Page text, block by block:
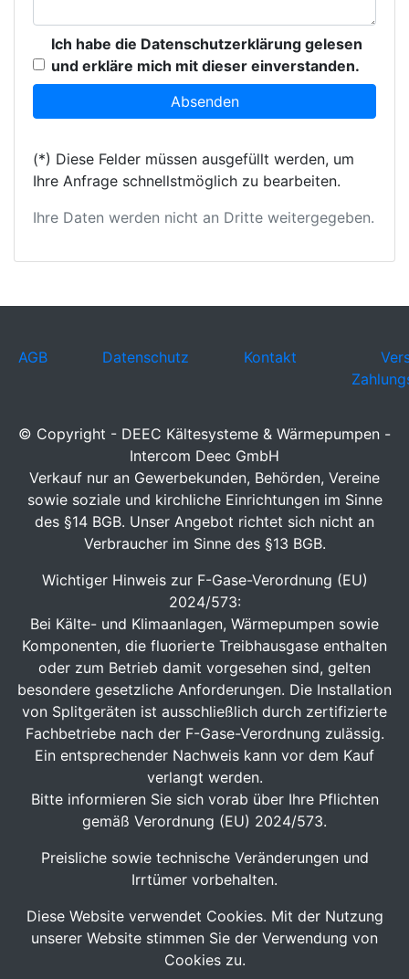
Ich habe die Datenschutzerklärung gelesen
und erkläre mich mit dieser einverstanden.
(*) Diese Felder müssen ausgefüllt werden, um
Ihre Anfrage schnellstmöglich zu bearbeiten.
Ihre Daten werden nicht an Dritte weitergegeben.
AGB Datenschutz Kontakt
© Copyright - DEEC Kältesysteme & Wärmepumpen -
Intercom Deec GmbH
Verkauf nur an Gewerbekunden, Behörden, Vereine
sowie soziale und kirchliche Einrichtungen im Sinne
des §14 BGB. Unser Angebot richtet sich nicht an
Verbraucher im Sinne des §13 BGB.
Wichtiger Hinweis zur F-Gase-Verordnung (EU)
2024/573:
Bei Kälte- und Klimaanlagen, Wärmepumpen sowie
Komponenten, die fluorierte Treibhausgase enthalten
oder zum Betrieb damit vorgesehen sind, gelten
besondere gesetzliche Anforderungen. Die Installation
von Splitgeräten ist ausschließlich durch zertifizierte
Fachbetriebe nach der F-Gase-Verordnung zulässig.
Ein entsprechender Nachweis kann vor dem Kauf
verlangt werden.
Bitte informieren Sie sich vorab über Ihre Pflichten
gemäß Verordnung (EU) 2024/573.
Preisliche sowie technische Veränderungen und
Irrtümer vorbehalten.
Diese Website verwendet Cookies. Mit der Nutzung
unserer Website stimmen Sie der Verwendung von
Cookies zu.